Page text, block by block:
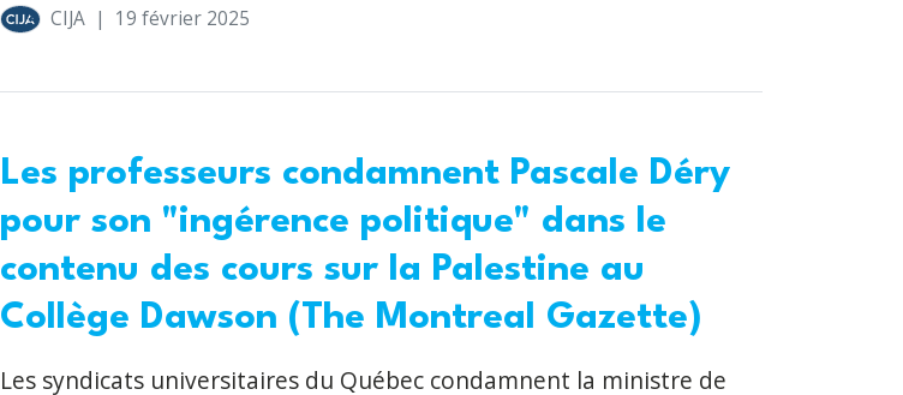
CIJA | 19 février 2025
Les professeurs condamnent Pascale Déry
pour son "ingérence politique" dans le
contenu des cours sur la Palestine au
Collège Dawson (The Montreal Gazette)
Les syndicats universitaires du Québec condamnent la ministre de